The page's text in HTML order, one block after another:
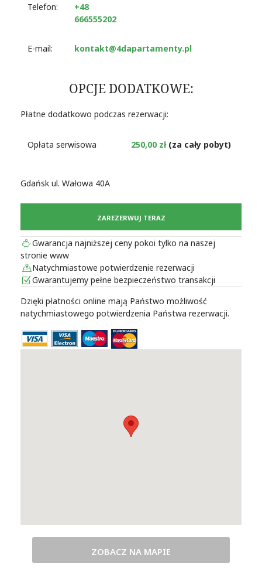
Telefon:
+48
666555202
E-mail: kontakt@4dapartamenty.pl
OPCJE DODATKOWE:
Płatne dodatkowo podczas rezerwacji:
Opłata serwisowa 250,00 zł(za cały pobyt)
Gdańsk ul. Wałowa 40A
ZAREZERWUJ TERAZ
Gwarancja najniższej ceny pokoi tylko na naszej
stronie www
Natychmiastowe potwierdzenie rezerwacji
Gwarantujemy pełne bezpieczeństwo transakcji
Dzięki płatności online mają Państwo możliwość
natychmiastowego potwierdzenia Państwa rezerwacji.
ZOBACZ NA MAPIE